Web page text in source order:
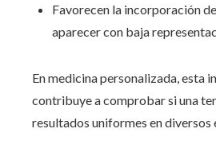
Favorecen la incorporación
aparecer con baja
En medicina personalizada, esta
contribuye a comprobar si una
resultados uniformes en diversos